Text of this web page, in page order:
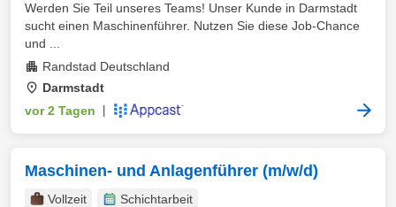
Werden Sie Teil unseres Teams! Unser Kunde in Darmstadt
sucht einen Maschinenführer. Nutzen Sie diese Job-Chance
und ...
Randstad Deutschland
Darmstadt
vor 2 Tagen
Maschinen- und Anlagenführer (m/w/d)
Vollzeit
Schichtarbeit